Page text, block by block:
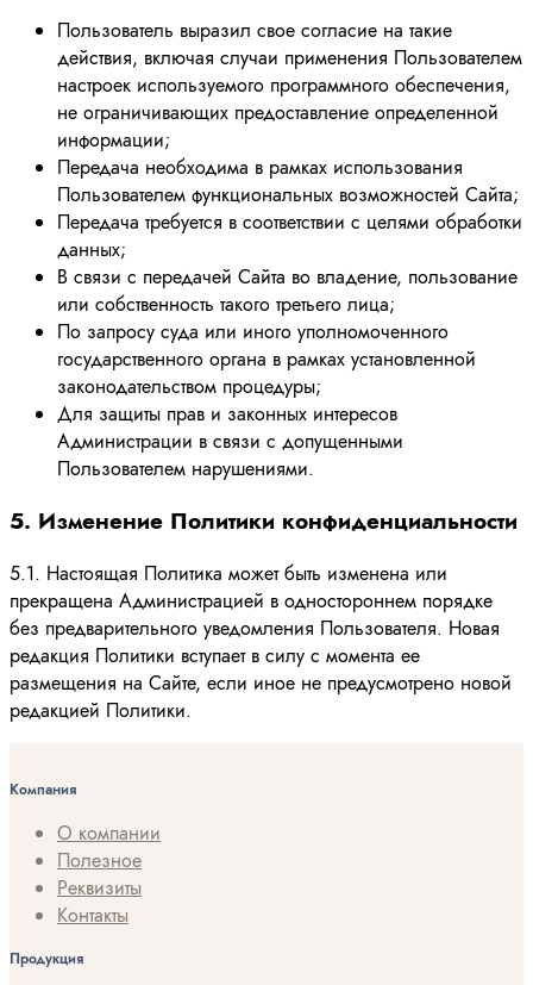
Пользователь выразил свое согласие на такие
действия, включая случаи применения Пользователем
настроек используемого программного обеспечения,
не ограничивающих предоставление определенной
информации;
Передача необходима в рамках использования
Пользователем функциональных возможностей Сайта;
Передача требуется в соответствии с целями обработки
данных;
В связи с передачей Сайта во владение, пользование
или собственность такого третьего лица;
По запросу суда или иного уполномоченного
государственного органа в рамках установленной
законодательством процедуры;
Для защиты прав и законных интересов
Администрации в связи с допущенными
Пользователем нарушениями.
5. Изменение Политики конфиденциальности
5.1. Настоящая Политика может быть изменена или
прекращена Администрацией в одностороннем порядке
без предварительного уведомления Пользователя. Новая
редакция Политики вступает в силу с момента ее
размещения на Сайте, если иное не предусмотрено новой
редакцией Политики.
Компания
О компании
Полезное
Реквизиты
Контакты
Продукция